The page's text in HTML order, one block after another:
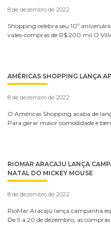
8 de dezembro de 2022
Shopping celebra seu 10º
vales-compras de R$ 200 mil O
AMÉRICAS SHOPPING LANÇA
8 de dezembro de 2022
O Américas Shopping acaba de
Para gerar maior comodidade e
RIOMAR ARACAJU LANÇA
NATAL DO MICKEY MOUSE
8 de dezembro de 2022
RioMar Aracaju lança campanha
De 9 a 20 de dezembro, as